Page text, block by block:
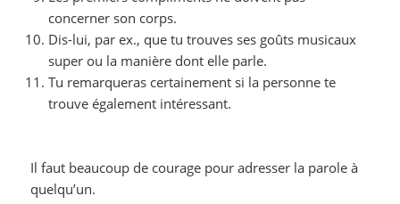
concerner son corps.
Dis-lui, par ex., que tu trouves ses goûts musicaux
super ou la manière dont elle parle.
Tu remarqueras certainement si la personne te
trouve également intéressant.
Il faut beaucoup de courage pour adresser la parole à
quelqu’un.